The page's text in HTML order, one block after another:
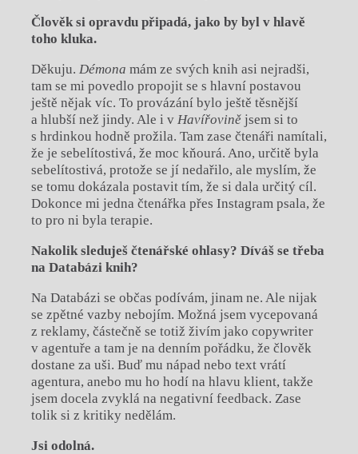
Člověk si opravdu připadá, jako by byl v hlavě
toho kluka.
Děkuju. Démona mám ze svých knih asi nejradši,
tam se mi povedlo propojit se s hlavní postavou
ještě nějak víc. To provázání bylo ještě těsnější
a hlubší než jindy. Ale i v Havířovinějsem si to
s hrdinkou hodně prožila. Tam zase čtenáři namítali,
že je sebelítostivá, že moc kňourá. Ano, určitě byla
sebelítostivá, protože se jí nedařilo, ale myslím, že
se tomu dokázala postavit tím, že si dala určitý cíl.
Dokonce mi jedna čtenářka přes Instagram psala, že
to pro ni byla terapie.
Nakolik sleduješ čtenářské ohlasy? Díváš se třeba
na Databázi knih?
Na Databázi se občas podívám, jinam ne. Ale nijak
se zpětné vazby nebojím. Možná jsem vycepovaná
z reklamy, částečně se totiž živím jako copywriter
v agentuře a tam je na denním pořádku, že člověk
dostane za uši. Buď mu nápad nebo text vrátí
agentura, anebo mu ho hodí na hlavu klient, takže
jsem docela zvyklá na negativní feedback. Zase
tolik si z kritiky nedělám.
Jsi odolná.